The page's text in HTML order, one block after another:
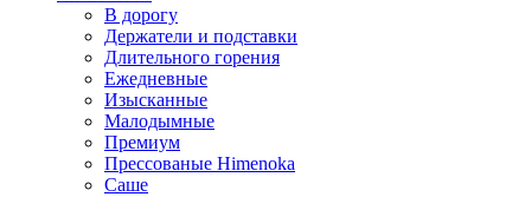
В дорогу
Держатели и подставки
Длительного горения
Ежедневные
Изысканные
Малодымные
Премиум
Прессованые Himenoka
Саше